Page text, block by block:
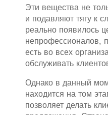
Эти вещества не
и подавляют тягу к
реально появилось
непрофессионалов,
есть во всех
обслуживать
Однако в данный
находится на том
позволяет делать